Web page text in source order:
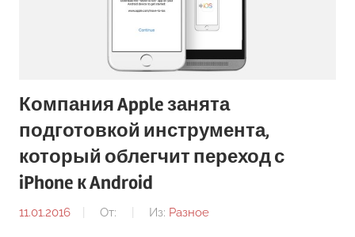
Компания Apple занята
подготовкой инструмента,
который облегчит переход с
iPhone к Android
11.01.2016 От: Из: Разное